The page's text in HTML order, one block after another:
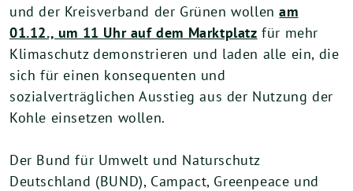
und der Kreisverband der Grünen wollenam
01.12., um 11 Uhr auf dem Marktplatz für mehr
Klimaschutz demonstrieren und laden alle ein, die
sich für einen konsequenten und
sozialverträglichen Ausstieg aus der Nutzung der
Kohle einsetzen wollen.
Der Bund für Umwelt und Naturschutz
Deutschland (BUND), Campact, Greenpeace und